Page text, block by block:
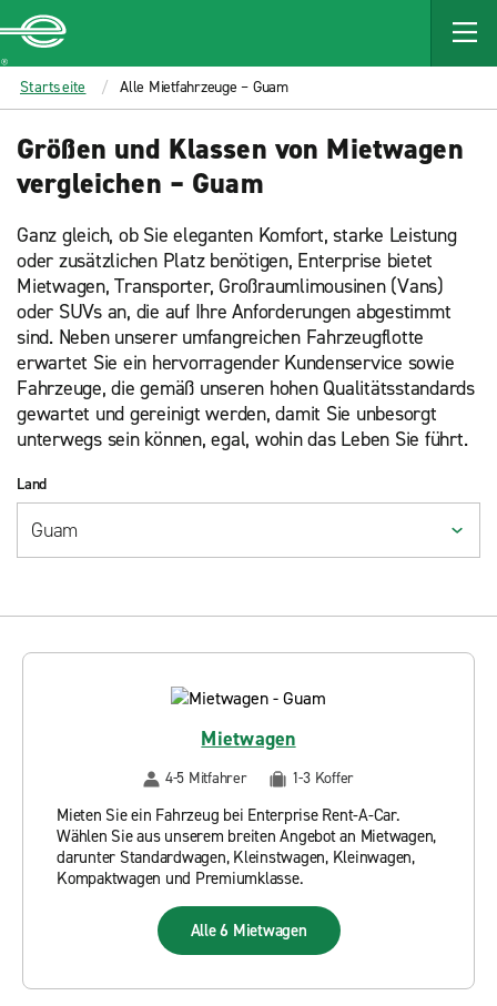
MAIN
CONTENT
Enterprise
Startseite Alle Mietfahrzeuge – Guam
Größen und Klassen von Mietwagen
vergleichen – Guam
Ganz gleich, ob Sie eleganten Komfort, starke Leistung
oder zusätzlichen Platz benötigen, Enterprise bietet
Mietwagen, Transporter, Großraumlimousinen (Vans)
oder SUVs an, die auf Ihre Anforderungen abgestimmt
sind. Neben unserer umfangreichen Fahrzeugflotte
erwartet Sie ein hervorragender Kundenservice sowie
Fahrzeuge, die gemäß unseren hohen Qualitätsstandards
gewartet und gereinigt werden, damit Sie unbesorgt
unterwegs sein können, egal, wohin das Leben Sie führt.
Land
Mietwagen
4-5 Mitfahrer 1-3 Koffer
Mieten Sie ein Fahrzeug bei Enterprise Rent-A-Car.
Wählen Sie aus unserem breiten Angebot an Mietwagen,
darunter Standardwagen, Kleinstwagen, Kleinwagen,
Kompaktwagen und Premiumklasse.
Alle 6 Mietwagen